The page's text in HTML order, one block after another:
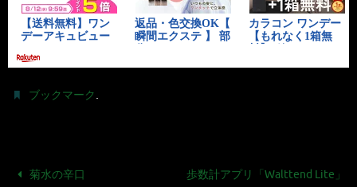
ブックマーク.
菊水の辛口
歩数計アプリ「Walttend Lite」